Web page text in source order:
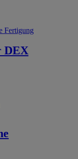
Fertigung
DEX